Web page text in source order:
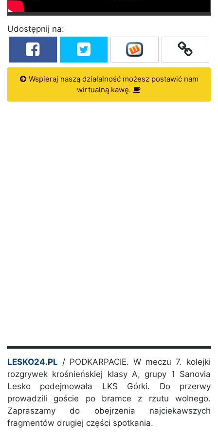
Udostępnij na:
Wspieraj naszą działalność możesz postawić nam
wirtualną kawę.
LESKO24.PL / PODKARPACIE. W meczu 7. kolejki
rozgrywek krośnieńskiej klasy A, grupy 1 Sanovia
Lesko podejmowała LKS Górki. Do przerwy
prowadzili goście po bramce z rzutu wolnego.
Zapraszamy do obejrzenia najciekawszych
fragmentów drugiej części spotkania.